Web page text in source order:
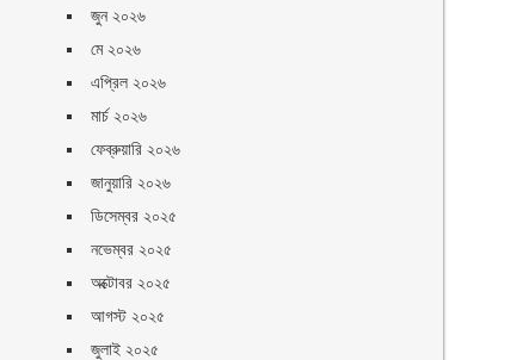
জুন ২০২৬
মে ২০২৬
এপ্রিল ২০২৬
মার্চ ২০২৬
ফেব্রুয়ারি ২০২৬
জানুয়ারি ২০২৬
ডিসেম্বর ২০২৫
নভেম্বর ২০২৫
অক্টোবর ২০২৫
আগস্ট ২০২৫
জুলাই ২০২৫